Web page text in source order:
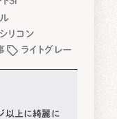
リコン
ライトグレー
以上に綺麗に